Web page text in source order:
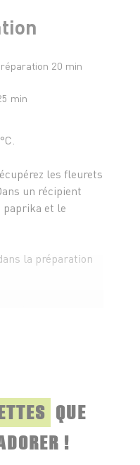
20 min
min
les fleurets
un récipient
paprika et le
la préparation
cuisson, arrosez
pour 25
QUE
!